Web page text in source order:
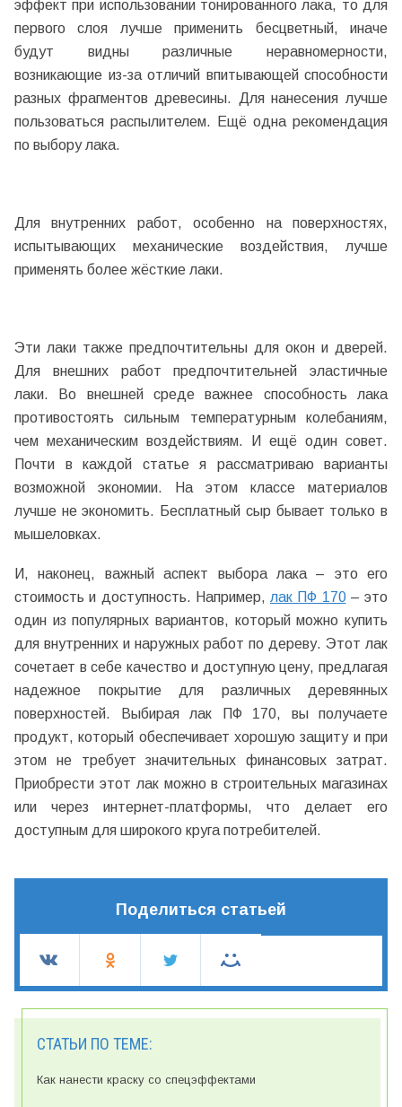
эффект при использовании тонированного лака, то для
первого слоя лучше применить бесцветный, иначе
будут видны различные неравномерности,
возникающие из-за отличий впитывающей способности
разных фрагментов древесины. Для нанесения лучше
пользоваться распылителем. Ещё одна рекомендация
по выбору лака.
Для внутренних работ, особенно на поверхностях,
испытывающих механические воздействия, лучше
применять более жёсткие лаки.
Эти лаки также предпочтительны для окон и дверей.
Для внешних работ предпочтительней эластичные
лаки. Во внешней среде важнее способность лака
противостоять сильным температурным колебаниям,
чем механическим воздействиям. И ещё один совет.
Почти в каждой статье я рассматриваю варианты
возможной экономии. На этом классе материалов
лучше не экономить. Бесплатный сыр бывает только в
мышеловках.
И, наконец, важный аспект выбора лака – это его
стоимость и доступность. Например, лак ПФ 170– это
один из популярных вариантов, который можно купить
для внутренних и наружных работ по дереву. Этот лак
сочетает в себе качество и доступную цену, предлагая
надежное покрытие для различных деревянных
поверхностей. Выбирая лак ПФ 170, вы получаете
продукт, который обеспечивает хорошую защиту и при
этом не требует значительных финансовых затрат.
Приобрести этот лак можно в строительных магазинах
или через интернет-платформы, что делает его
доступным для широкого круга потребителей.
Поделиться статьей
СТАТЬИ ПО ТЕМЕ:
Как нанести краску со спецэффектами